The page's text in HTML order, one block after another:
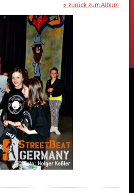
« zurück zum Album